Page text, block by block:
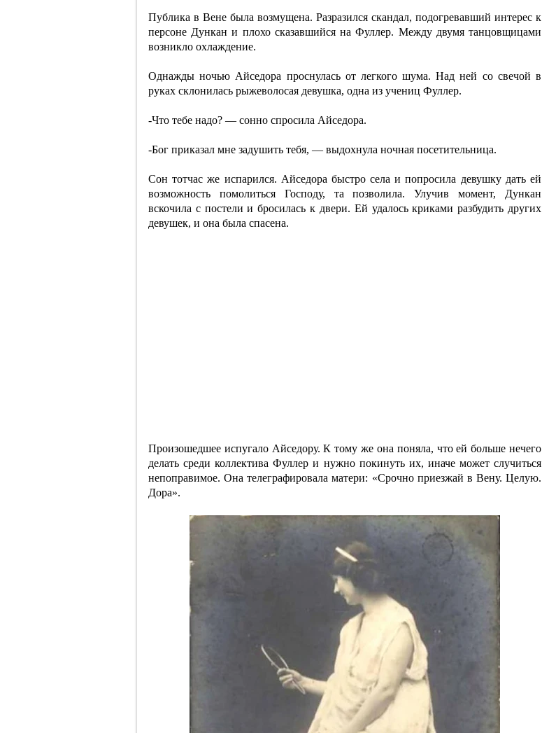
Публика в Вене была возмущена. Разразился скандал, подогревавший интерес к
персоне Дункан и плохо сказавшийся на Фуллер. Между двумя танцовщицами
возникло охлаждение.
Однажды ночью Айседора проснулась от легкого шума. Над ней со свечой в
руках склонилась рыжеволосая девушка, одна из учениц Фуллер.
-Что тебе надо? — сонно спросила Айседора.
-Бог приказал мне задушить тебя, — выдохнула ночная посетительница.
Сон тотчас же испарился. Айседора быстро села и попросила девушку дать ей
возможность помолиться Господу, та позволила. Улучив момент, Дункан
вскочила с постели и бросилась к двери. Ей удалось криками разбудить других
девушек, и она была спасена.
Произошедшее испугало Айседору. К тому же она поняла, что ей больше нечего
делать среди коллектива Фуллер и нужно покинуть их, иначе может случиться
непоправимое. Она телеграфировала матери: «Срочно приезжай в Вену. Целую.
Дора».